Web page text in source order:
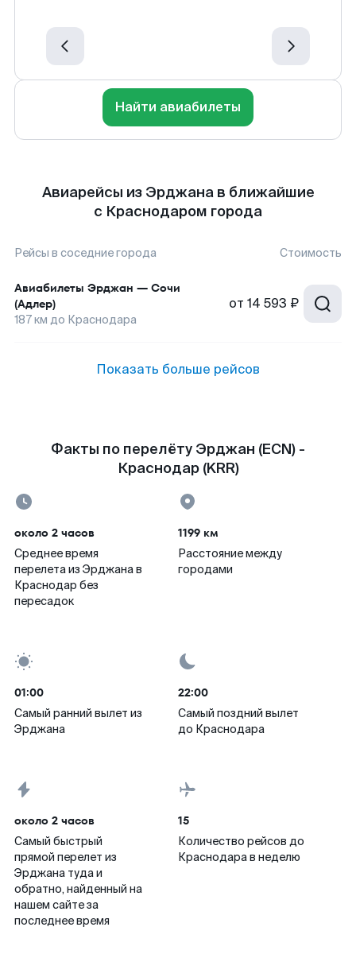
Найти авиабилеты
Авиарейсы из Эрджана в ближайшие
с Краснодаром города
Рейсы в соседние города Стоимость
Авиабилеты Эрджан — Сочи
(Адлер)
187км до Краснодара
от 14 593 ₽
Показать больше рейсов
Факты по перелёту Эрджан (ECN) -
Краснодар (KRR)
около 2 часов
Среднее время
перелета из Эрджана в
Краснодар без
пересадок
1199 км
Расстояние между
городами
01:00
Самый ранний вылет из
Эрджана
22:00
Самый поздний вылет
до Краснодара
около 2 часов
Самый быстрый
прямой перелет из
Эрджана туда и
обратно, найденный на
нашем сайте за
последнее время
15
Количество рейсов до
Краснодара в неделю